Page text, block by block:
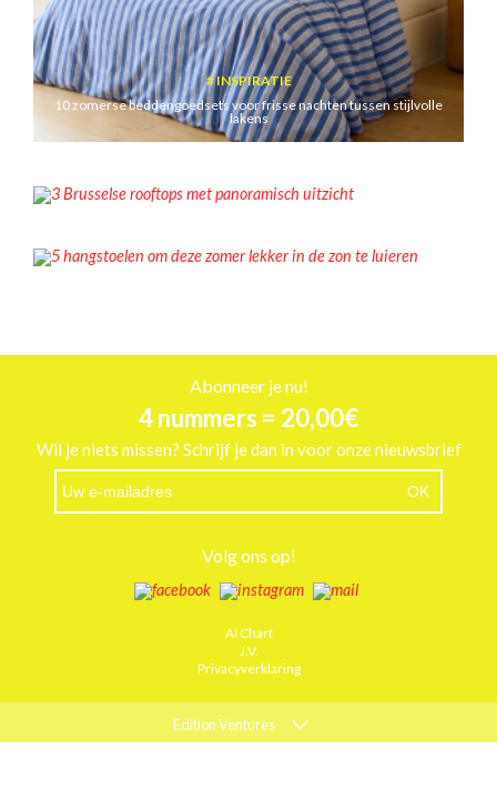
INSPIRATIE
10 zomerse beddengoedsets voor frisse nachten tussen stijlvolle
lakens
Abonneer je nu!
4 nummers = 20,00€
Wil je niets missen? Schrijf je dan in voor onze nieuwsbrief
Volg ons op!
AI Chart
J.V.
Privacyverklaring
Edition Ventures